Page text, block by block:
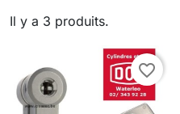
Il y a 3 produits.
favorite_border